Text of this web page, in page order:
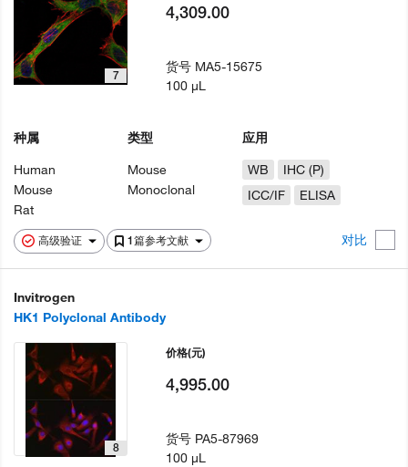
高级验证 1篇参考文献 对比
7
种属
Human
Mouse
Rat
类型
Mouse
Monoclonal
应用
WB
IHC (P)
ICC/IF
ELISA
4,309.00
货号 MA5-15675
100 µL
Invitrogen
HK1 Polyclonal Antibody
8
价格(元)
4,995.00
货号 PA5-87969
100 µL